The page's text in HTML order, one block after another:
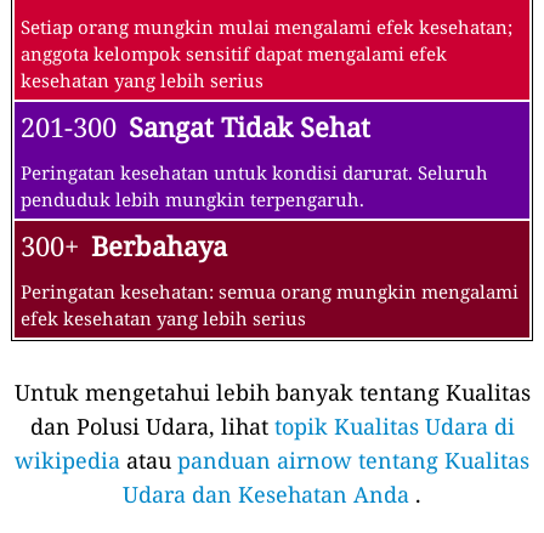
Setiap orang mungkin mulai mengalami efek kesehatan;
anggota kelompok sensitif dapat mengalami efek
kesehatan yang lebih serius
201-300 Sangat Tidak Sehat
Peringatan kesehatan untuk kondisi darurat. Seluruh
penduduk lebih mungkin terpengaruh.
300+ Berbahaya
Peringatan kesehatan: semua orang mungkin mengalami
efek kesehatan yang lebih serius
Untuk mengetahui lebih banyak tentang Kualitas
dan Polusi Udara, lihat topik Kualitas Udara di
wikipedia atau panduan airnow tentang Kualitas
Udara dan Kesehatan Anda .